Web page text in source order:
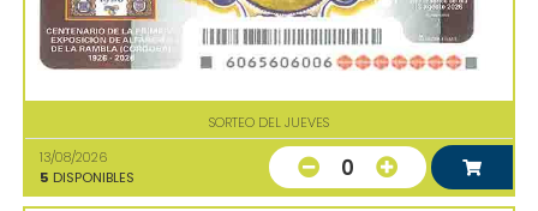
SORTEO DEL JUEVES
13/08/2026
5 DISPONIBLES 0